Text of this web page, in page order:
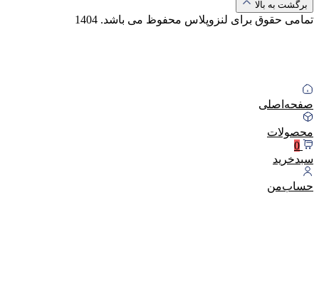
برگشت به بالا
تمامی حقوق برای لنزوپلاس محفوظ می باشد. 1404
صفحه‌اصلی
محصولات
0
سبد‌خرید
حساب‌من